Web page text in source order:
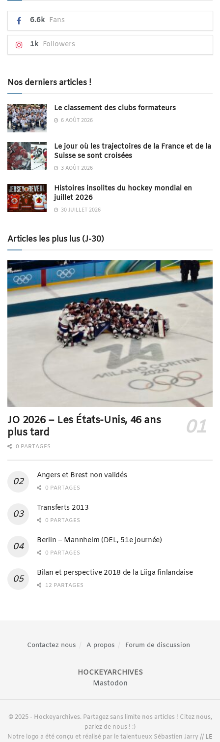
6.6k Fans
1k Followers
Nos derniers articles !
Le classement des clubs formateurs
6 AOÛT 2026
Le jour où les trajectoires de la France et de la
Suisse se sont croisées
3 AOÛT 2026
Histoires insolites du hockey mondial en
juillet 2026
30 JUILLET 2026
Articles les plus lus (J-30)
JO 2026 – Les États-Unis, 46 ans
plus tard
0 PARTAGES
Angers et Brest non validés
0 PARTAGES
Transferts 2013
0 PARTAGES
Berlin – Mannheim (DEL, 51e journée)
0 PARTAGES
Bilan et perspective 2018 de la Liiga finlandaise
12 PARTAGES
Contactez nous A propos Forum de discussion
HOCKEYARCHIVES
Mastodon
© 2025 - Hockeyarchives. Partagez sans limite nos articles ! Citez nous,
parlez de nous ! :)
Notre logo a été conçu et réalisé par le talentueux Sébastien Jarry // LE